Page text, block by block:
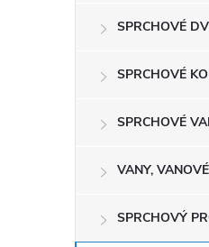
SPRCHOVÉ
SPRCHOVÉ
SPRCHOVÉ
VANY,
SPRCHOVÝ